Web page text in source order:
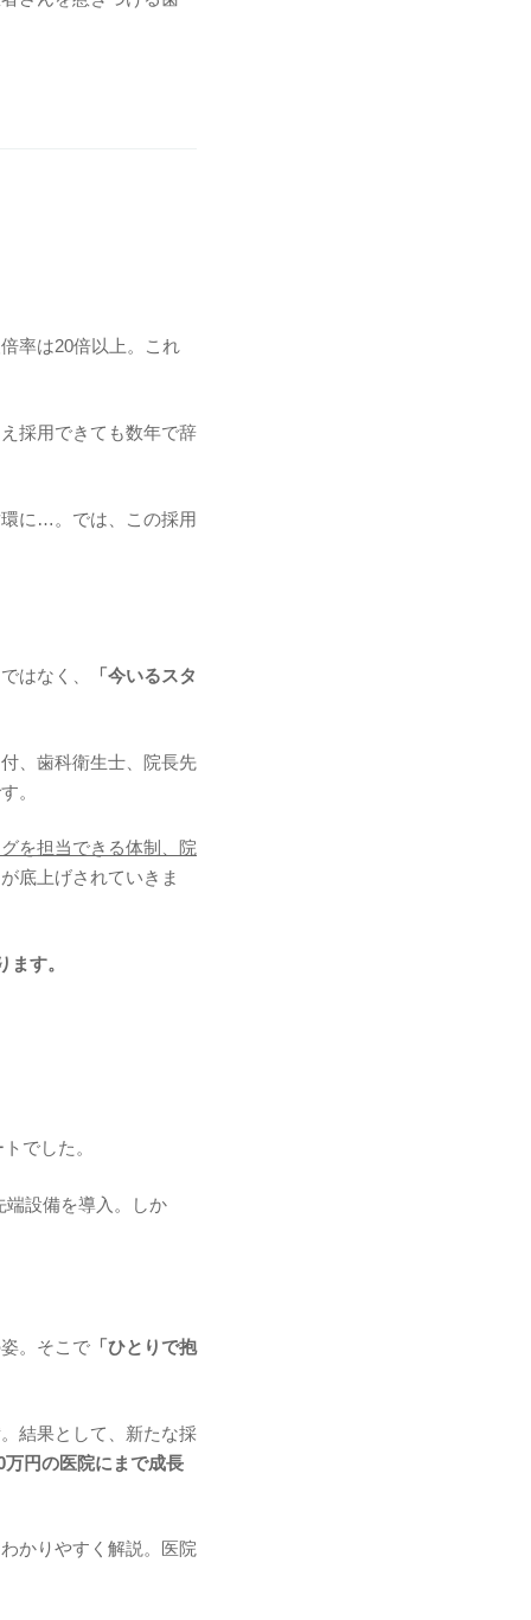
率は20倍以上。これ
採用できても数年で辞
に…。では、この採用
はなく、 「今いるスタ
、歯科衛生士、院長先
。
を担当できる体制、院
底上げされていきま
す。
でした。
端設備を導入。しか
。そこで 「ひとりで抱
結果として、新たな採
円の医院にまで成長
かりやすく解説。医院